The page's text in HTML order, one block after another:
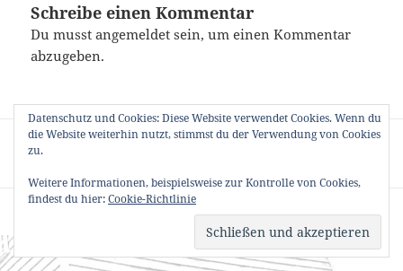
Schreibe einen Kommentar
Du musstangemeldet sein, um einen Kommentar
abzugeben.
Beitragsnavigation
VERÖFFENTLICHT IN
P_701958-1024
Stolz präsentiert von WordPress
Datenschutz und Cookies: Diese Website verwendet Cookies. Wenn du
die Website weiterhin nutzt, stimmst du der Verwendung von Cookies
zu.
Weitere Informationen, beispielsweise zur Kontrolle von Cookies,
findest du hier:Cookie-Richtlinie